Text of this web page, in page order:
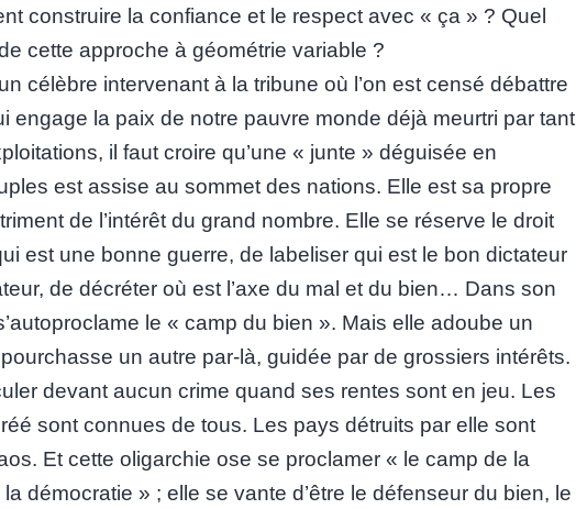
construire la confiance et le respect avec « ça » ? Quel
cette approche à géométrie variable ?
célèbre intervenant à la tribune où l’on est censé débattre
engage la paix de notre pauvre monde déjà meurtri par tant
il faut croire qu’une « junte » déguisée en
est assise au sommet des nations. Elle est sa propre
de l’intérêt du grand nombre. Elle se réserve le droit
est une bonne guerre, de labeliser qui est le bon dictateur
de décréter où est l’axe du mal et du bien… Dans son
le « camp du bien ». Mais elle adoube un
un autre par-là, guidée par de grossiers intérêts.
devant aucun crime quand ses rentes sont en jeu. Les
sont connues de tous. Les pays détruits par elle sont
Et cette oligarchie ose se proclamer « le camp de la
la démocratie » ; elle se vante d’être le défenseur du bien, le